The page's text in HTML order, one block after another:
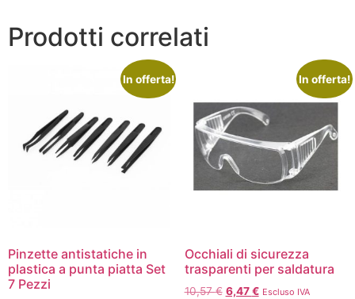
Prodotti correlati
In offerta!
Pinzette antistatiche in
plastica a punta piatta Set
7 Pezzi
In offerta!
Occhiali di sicurezza
trasparenti per saldatura
10,57€ 6,47€ Escluso IVA